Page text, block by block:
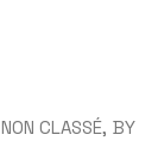
NON CLASSÉ BY